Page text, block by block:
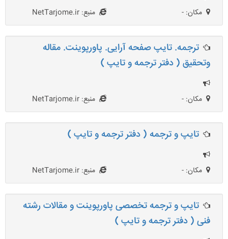
مکان: - منبع: NetTarjome.ir
ترجمه. تایپ صفحه آرایی. پاورپوینت. مقاله
وتحقیق ( دفتر ترجمه و تایپ )
مکان: - منبع: NetTarjome.ir
تایپ و ترجمه ( دفتر ترجمه و تایپ )
مکان: - منبع: NetTarjome.ir
تایپ و ترجمه تخصصی پاورپوینت و مقالات رشته
فنی ( دفتر ترجمه و تایپ )